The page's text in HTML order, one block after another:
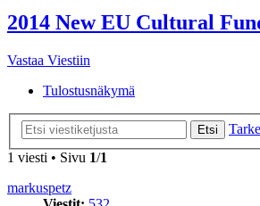
2014 New EU Cultural
Vastaa Viestiin
Tulostusnäkymä
Etsi
1 viesti • Sivu 1/1
markuspetz